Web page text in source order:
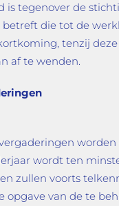
is tegenover de
die tot de
tenzij
af te wenden.
wordt ten
zullen voorts
opgave van de te